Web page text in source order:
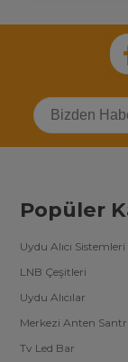
Popüler
Uydu Alıcı Sistemleri
LNB Çeşitleri
Uydu Alıcılar
Merkezi Anten
Tv Led Bar